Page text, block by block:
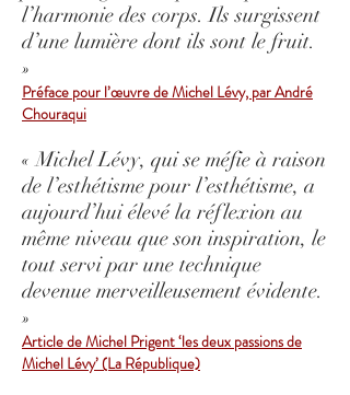
l’harmonie des corps. Ils surgissent
d’une lumière dont ils sont le fruit.
»
Préface pour l’œuvre de Michel Lévy, par André
Chouraqui
« Michel Lévy, qui se méfie à raison
de l’esthétisme pour l’esthétisme, a
aujourd’hui élevé la réflexion au
même niveau que son inspiration, le
tout servi par une technique
devenue merveilleusement évidente.
»
Article de Michel Prigent ‘les deux passions de
Michel Lévy’ (La République)